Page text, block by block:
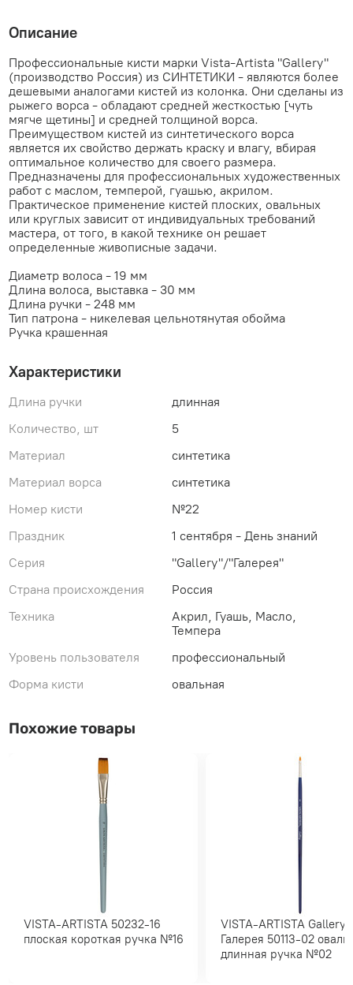
Описание
Профессиональные кисти марки Vista-Artista "Gallery"
(производство Россия) из СИНТЕТИКИ - являются более
дешевыми аналогами кистей из колонка. Они сделаны из
рыжего ворса - обладают средней жесткостью [чуть
мягче щетины] и средней толщиной ворса.
Преимуществом кистей из синтетического ворса
является их свойство держать краску и влагу, вбирая
оптимальное количество для своего размера.
Предназначены для профессиональных художественных
работ с маслом, темперой, гуашью, акрилом.
Практическое применение кистей плоских, овальных
или круглых зависит от индивидуальных требований
мастера, от того, в какой технике он решает
определенные живописные задачи.
Диаметр волоса - 19 мм
Длина волоса, выставка - 30 мм
Длина ручки - 248 мм
Тип патрона - никелевая цельнотянутая обойма
Ручка крашенная
Характеристики
Длина ручки
длинная
Количество, шт
5
Материал
синтетика
Материал ворса
синтетика
Номер кисти
№22
Праздник
1 сентября - День знаний
Серия
"Gallery"/"Галерея"
Страна происхождения
Россия
Техника
Акрил, Гуашь, Масло,
Темпера
Уровень пользователя
профессиональный
Форма кисти
овальная
Похожие товары
VISTA-ARTISTA 50232-16
плоская короткая ручка №16
VISTA-ARTISTA Gallery/
Галерея 50113-02 овальная
длинная ручка №02